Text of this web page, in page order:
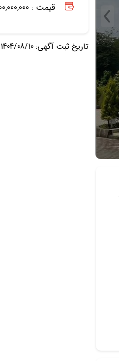
قیمت : 4,000,000,000 تومان /
تاریخ ثبت آگهی: 1404/08/10